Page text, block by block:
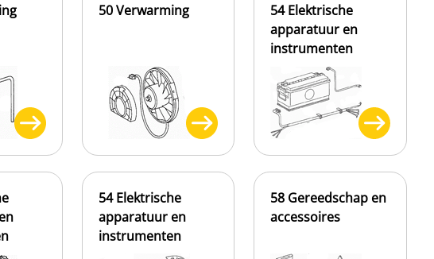
50 Verwarming
54 Elektrische
apparatuur en
instrumenten
54 Elektrische
apparatuur en
instrumenten
58 Gereedschap en
accessoires